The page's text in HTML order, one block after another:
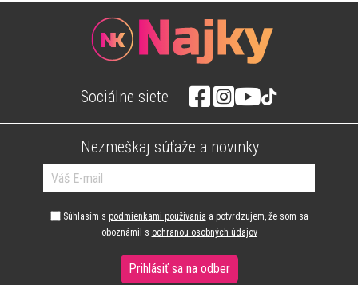
Sociálne siete
Nezmeškaj súťaže a novinky
Súhlasím s podmienkami používania a potvrdzujem, že som sa
oboznámil s ochranou osobných údajov
Prihlásiť sa na odber